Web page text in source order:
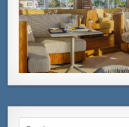
Search